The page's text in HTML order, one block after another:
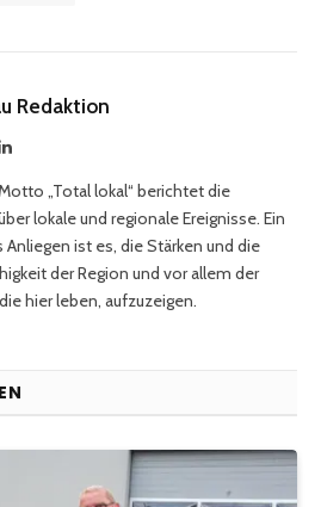
Redaktion
LinkedIn
„Total lokal“ berichtet die
lokale und regionale Ereignisse. Ein
ist es, die Stärken und die
der Region und vor allem der
hier leben, aufzuzeigen.